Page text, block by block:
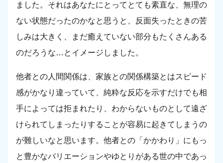
ました。それはあなたにとってとても素直な、無理の
ない状態だったのかなと思うと、反面失ったときの苦
しみは大きく、まだ癒えていない部分もたくさんある
のだろうな…とイメージしました。
他者との人間関係は、家族との関係構築とはスピード
感がかなり違っていて、純粋な反応を示すだけでも相
手によっては拒まれたり、わからないものとして遠ざ
けられてしまったりすることが容易に起きてしまうの
が難しいなと思います。他者との「かかわり」にもっ
と豊かなバリエーションやゆとりがある世の中であっ